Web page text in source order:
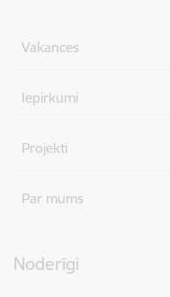
Vakances
Iepirkumi
Projekti
Par mums
Noderīgi